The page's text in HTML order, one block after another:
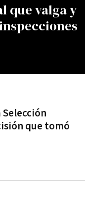
que valga y
Selección
que tomó